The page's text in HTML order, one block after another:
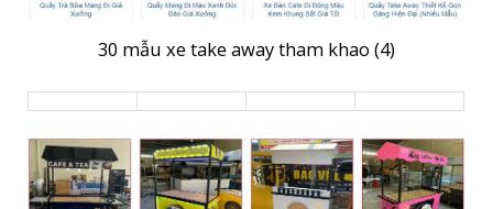
30 mẫu xe take away tham khao (4)